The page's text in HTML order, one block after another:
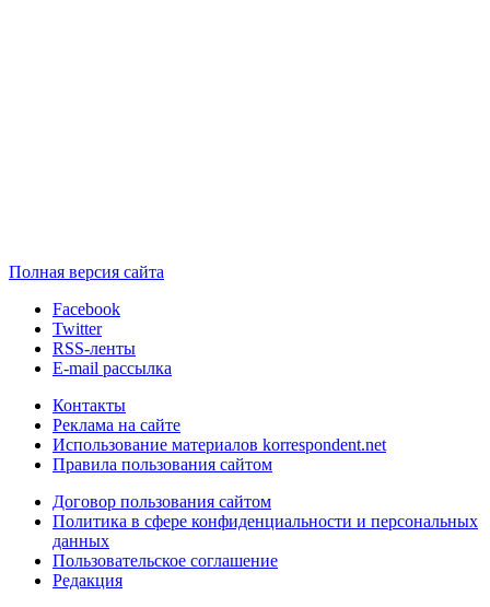
Полная версия сайта
Facebook
Twitter
RSS-ленты
E-mail рассылка
Контакты
Реклама на сайте
Использование материалов korrespondent.net
Правила пользования сайтом
Договор пользования сайтом
Политика в сфере конфиденциальности и персональных
данных
Пользовательское соглашение
Редакция